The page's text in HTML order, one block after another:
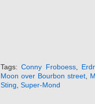
Tags:Conny Froboess,
Moon over Bourbon street,
Sting Super-Mond